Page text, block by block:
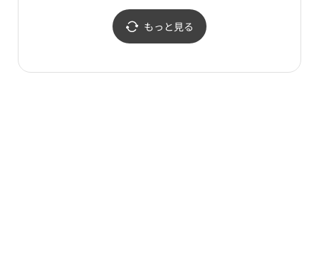
관））
もっと見る